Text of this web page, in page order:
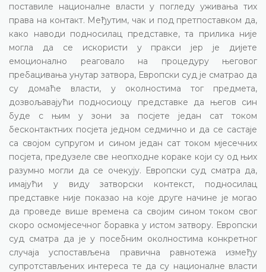
поставиле националне власти у погледу уживања тих
права на контакт. Међутим, чак и под претпоставком да,
како наводи подносилац представке, та прилика није
могла да се искористи у пракси јер је дијете
емоционално реаговало на процедуру његовог
пребацивања унутар затвора, Европски суд је сматрао да
су домаће власти, у околностима тог предмета,
дозвољавајући подносиоцу представке да његов син
буде с њим у зони за посјете један сат током
бесконтактних посјета једном седмично и да се састаје
са својом супругом и сином један сат током мјесечних
посјета, предузеле све неопходне кораке који су од њих
разумно могли да се очекују. Европски суд сматра да,
имајући у виду затворски контекст, подносилац
представке није показао на које друге начине је могао
да проведе више времена са својим сином током свог
скоро осмомјесечног боравка у истом затвору. Европски
суд сматра да је у посебним околностима конкретног
случаја успостављена правична равнотежа између
супротстављених интереса те да су националне власти